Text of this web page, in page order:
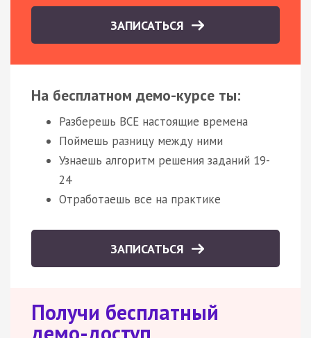
ЗАПИСАТЬСЯ
На бесплатном демо-курсе ты:
Разберешь ВСЕ настоящие времена
Поймешь разницу между ними
Узнаешь алгоритм решения заданий 19-
24
Отработаешь все на практике
ЗАПИСАТЬСЯ
Получи бесплатный